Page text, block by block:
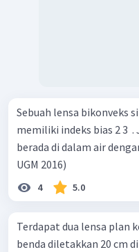
Sebuah lensa bikonveks
memiliki indeks bias 2 3
berada di dalam air dengan
UGM 2016)
4 5.0
Terdapat dua lensa plan
benda diletakkan 20 cm